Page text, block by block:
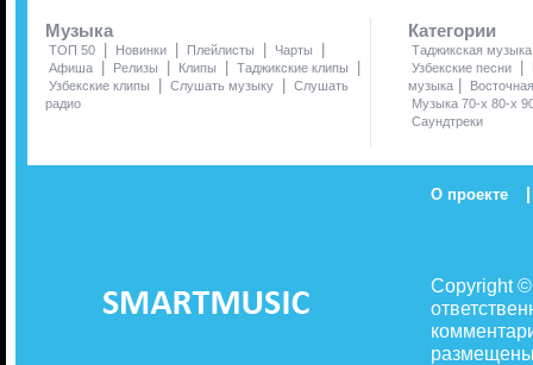
Музыка
ТОП 50 | Новинки | Плейлисты | Чарты |
Афиша | Релизы | Клипы | Таджикские клипы |
Узбекские клипы | Слушать музыку | Слушать
радио
Категории
Таджикская музыка
Узбекские песни
|
музыка |
Музыка 70-х 80-х
Саундтреки
О проекте |
Copyright
размещены